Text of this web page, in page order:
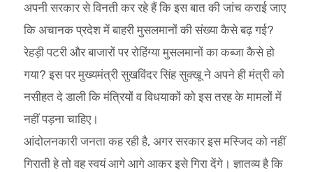
अपनी सरकार से विनती कर रहे हैं कि इस बात की जांच कराई जाए
कि अचानक प्रदेश में बाहरी मुसलमानों की संख्या कैसे बढ़ गई?
रेहड़ी पटरी और बाजारों पर रोहिंग्या मुसलमानों का कब्जा कैसे हो
गया? इस पर मुख्यमंत्री सुखविंदर सिंह सुक्खू ने अपने ही मंत्री को
नसीहत दे डाली कि मंत्रियों व विधयाकों को इस तरह के मामलों में
नहीं पड़ना चाहिए।
आंदोलनकारी जनता कह रही है, अगर सरकार इस मस्जिद को नहीं
गिराती हे तो वह स्वयं आगे आगे आकर इसे गिरा देंगे। ज्ञातव्य है कि